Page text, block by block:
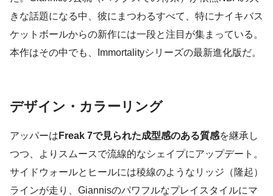
きな話題になる中、彼にまつわるすべて、特にナイキバス
ケットボールからの新作には一段と注目が集まっている。
本作はその中でも、Immortalityシリーズの最新進化版だ。
デザイン・カラーリング
アッパーは Freak 7で見られた成型感のある質感を継承し
つつ、よりスムースで流線的なシェイプにアップデート。
サイドウォールとヒールには稜線のようなリッジ（隆起）
ラインが走り、Giannisのパワフルなプレイスタイルにマ